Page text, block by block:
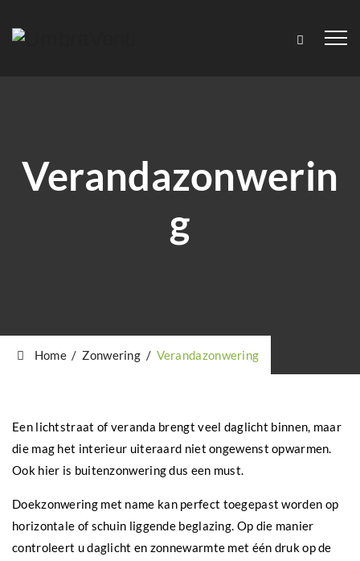
Verandazonwerin
g
Home/ Zonwering / Verandazonwering
Een lichtstraat of veranda brengt veel daglicht binnen, maar
die mag het interieur uiteraard niet ongewenst opwarmen.
Ook hier is buitenzonwering dus een must.
Doekzonwering met name kan perfect toegepast worden op
horizontale of schuin liggende beglazing. Op die manier
controleert u daglicht en zonnewarmte met één druk op de